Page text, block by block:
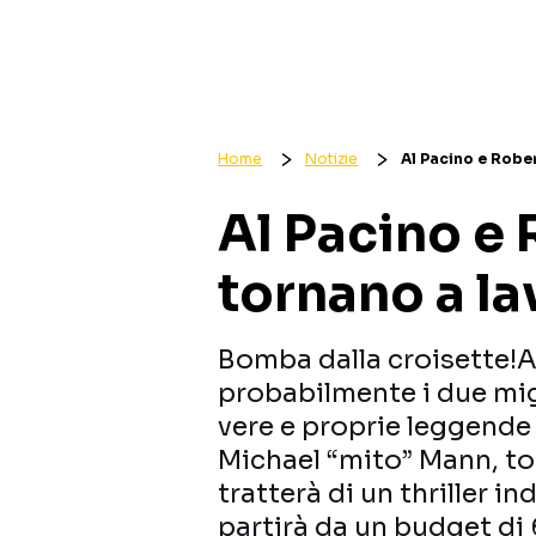
Home Notizie Al Pacino e
Al Pacino e
tornano a
Bomba dalla
probabilmente i due
vere e proprie
Michael “mito” Mann,
tratterà di un thriller
partirà da un budget